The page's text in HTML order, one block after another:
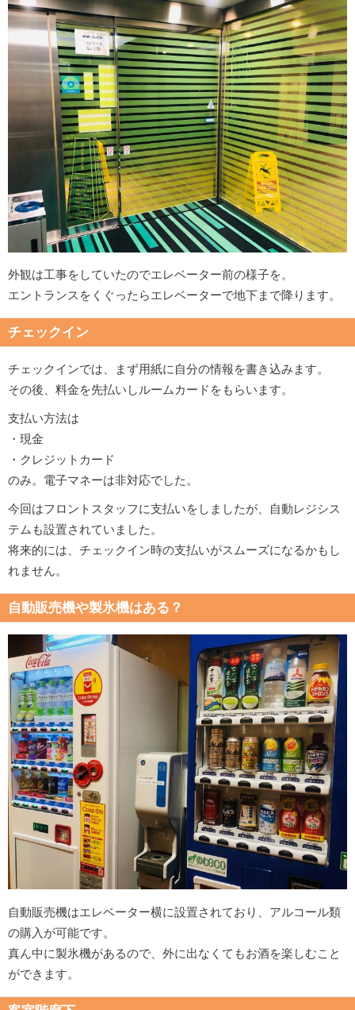
外観は工事をしていたのでエレベーター前の様子を。
エントランスをくぐったらエレベーターで地下まで降ります。
チェックイン
チェックインでは、まず用紙に自分の情報を書き込みます。
その後、料金を先払いしルームカードをもらいます。
支払い方法は
・現金
・クレジットカード
のみ。電子マネーは非対応でした。
今回はフロントスタッフに支払いをしましたが、自動レジシス
テムも設置されていました。
将来的には、チェックイン時の支払いがスムーズになるかもし
れません。
自動販売機や製氷機はある？
自動販売機はエレベーター横に設置されており、アルコール類
の購入が可能です。
真ん中に製氷機があるので、外に出なくてもお酒を楽しむこと
ができます。